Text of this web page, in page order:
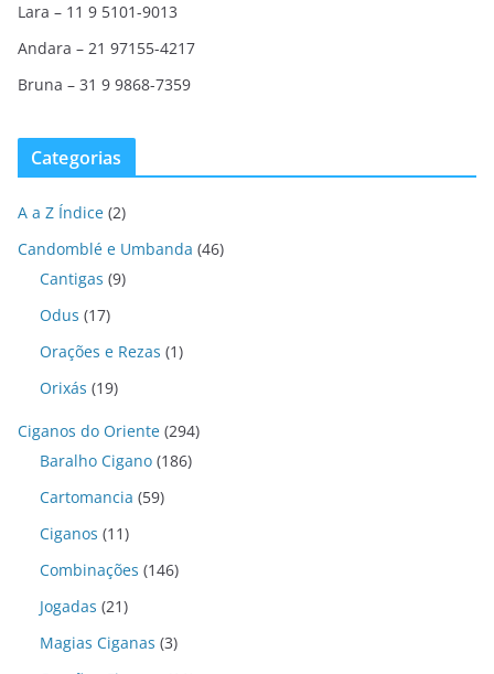
Lara – 11 9 5101-9013
Andara – 21 97155-4217
Bruna – 31 9 9868-7359
Categorias
A a Z Índice (2)
Candomblé e Umbanda (46)
Cantigas (9)
Odus (17)
Orações e Rezas (1)
Orixás (19)
Ciganos do Oriente (294)
Baralho Cigano (186)
Cartomancia (59)
Ciganos (11)
Combinações (146)
Jogadas (21)
Magias Ciganas (3)